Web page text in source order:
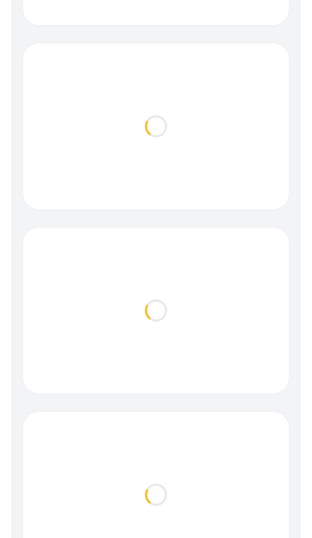
Loading...
Loading...
Loading...